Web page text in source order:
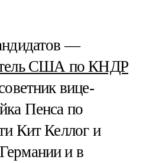
—
США по КНДР
вице-
Пенса по
Кит Келлог и
и в